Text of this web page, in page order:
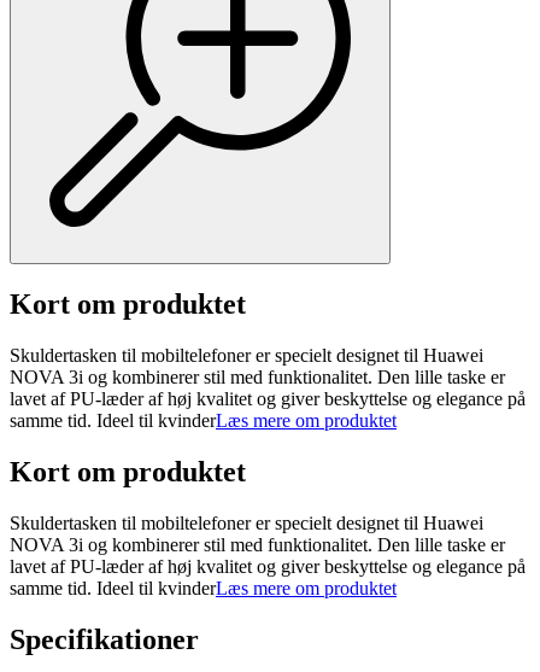
Kort om produktet
Skuldertasken til mobiltelefoner er specielt designet til Huawei
NOVA 3i og kombinerer stil med funktionalitet. Den lille taske er
lavet af PU-læder af høj kvalitet og giver beskyttelse og elegance på
samme tid. Ideel til kvinderLæs mere om produktet
Kort om produktet
Skuldertasken til mobiltelefoner er specielt designet til Huawei
NOVA 3i og kombinerer stil med funktionalitet. Den lille taske er
lavet af PU-læder af høj kvalitet og giver beskyttelse og elegance på
samme tid. Ideel til kvinderLæs mere om produktet
Specifikationer